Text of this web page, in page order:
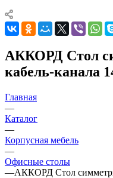
АККОРД Стол
кабель-канала
Главная
—
Каталог
—
Корпусная мебель
—
Офисные столы
—АККОРД Стол